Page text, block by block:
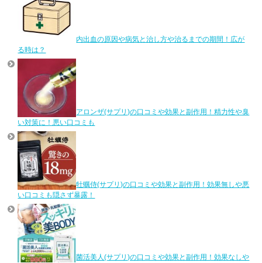
内出血の原因や病気と治し方や治るまでの期間！広が
る時は？
アロンザ(サプリ)の口コミや効果と副作用！精力性や臭
い対策に！悪い口コミも
牡蠣侍(サプリ)の口コミや効果と副作用！効果無しや悪
い口コミも隠さず暴露！
菌活美人(サプリ)の口コミや効果と副作用！効果なしや